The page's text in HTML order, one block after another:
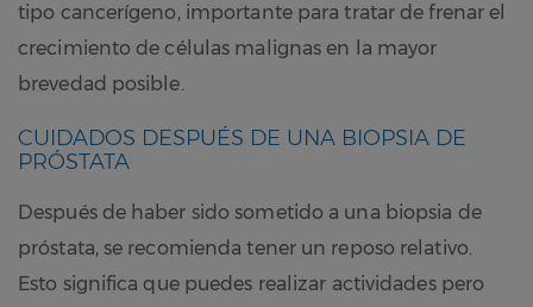
tipo cancerígeno, importante para tratar de frenar el
crecimiento de células malignas en la mayor
brevedad posible.
CUIDADOS DESPUÉS DE UNA BIOPSIA DE
PRÓSTATA
Después de haber sido sometido a una biopsia de
próstata, se recomienda tener un reposo relativo.
Esto significa que puedes realizar actividades pero